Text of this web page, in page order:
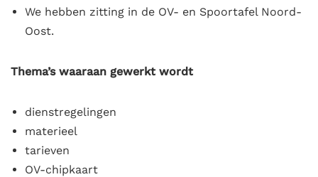
We hebben zitting in de OV- en Spoortafel Noord-
Oost.
Thema’s waaraan gewerkt wordt
dienstregelingen
materieel
tarieven
OV-chipkaart